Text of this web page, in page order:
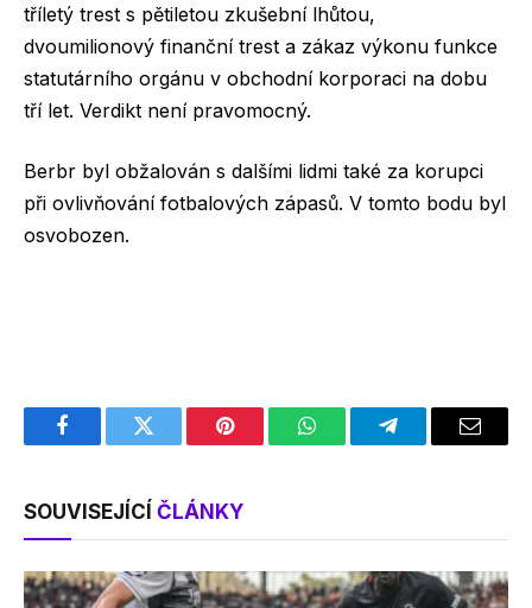
tříletý trest s pětiletou zkušební lhůtou,
dvoumilionový finanční trest a zákaz výkonu funkce
statutárního orgánu v obchodní korporaci na dobu
tří let. Verdikt není pravomocný.
Berbr byl obžalován s dalšími lidmi také za korupci
při ovlivňování fotbalových zápasů. V tomto bodu byl
osvobozen.
FacebookTwitter Pinterest WhatsAppTelegramEmail
SOUVISEJÍCÍ ČLÁNKY